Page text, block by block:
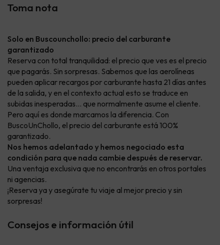
Toma nota
Solo en Buscounchollo: precio del carburante
garantizado
Reserva con total tranquilidad: el precio que ves es el precio
que pagarás. Sin sorpresas. Sabemos que las aerolíneas
pueden aplicar recargos por carburante hasta 21 días antes
de la salida, y en el contexto actual esto se traduce en
subidas inesperadas… que normalmente asume el cliente.
Pero aquí es donde marcamos la diferencia. Con
BuscoUnChollo, el precio del carburante está 100%
garantizado.
Nos hemos adelantado y hemos negociado esta
condición para que nada cambie después de reservar.
Una ventaja exclusiva que no encontrarás en otros portales
ni agencias.
¡Reserva ya y asegúrate tu viaje al mejor precio y sin
sorpresas!
Consejos e información útil